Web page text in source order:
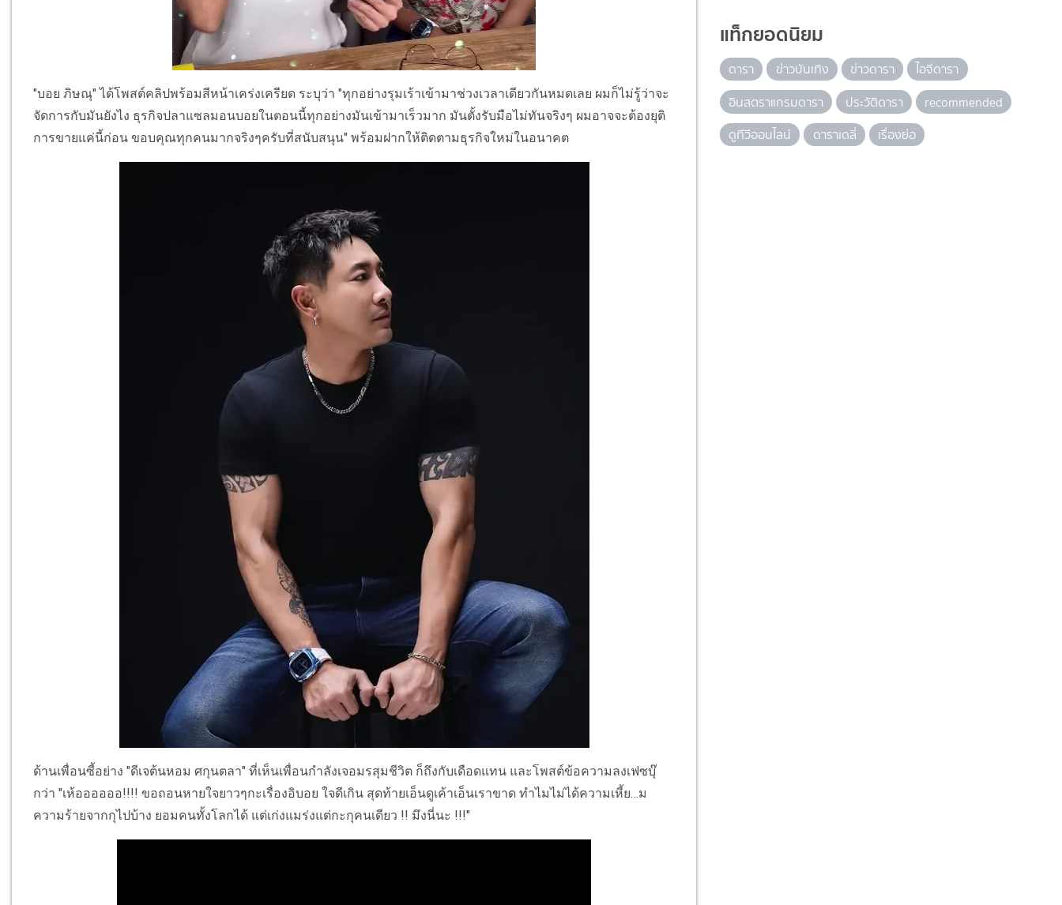
"บอย ภิษณุ" ได้โพสต์คลิปพร้อมสีหน้าเคร่งเครียด ระบุว่า "ทุกอย่างรุมเร้าเข้ามาช่วงเวลาเดียวกันหมดเลย ผมก็ไม่รู้ว่าจะ
จัดการกับมันยังไง ธุรกิจปลาแซลมอนบอยในตอนนี้ทุกอย่างมันเข้ามาเร็วมาก มันตั้งรับมือไม่ทันจริงๆ ผมอาจจะต้องยุติ
การขายแค่นี้ก่อน ขอบคุณทุกคนมากจริงๆครับที่สนับสนุน" พร้อมฝากให้ติดตามธุรกิจใหม่ในอนาคต
ด้านเพื่อนซี้อย่าง "ดีเจต้นหอม ศกุนตลา" ที่เห็นเพื่อนกำลังเจอมรสุมชีวิต ก็ถึงกับเดือดแทน และโพสต์ข้อความลงเฟซบุ๊
กว่า "เห้ออออออ!!!! ขอถอนหายใจยาวๆกะเรื่องอิบอย ใจดีเกิน สุดท้ายเอ็นดูเค้าเอ็นเราขาด ทำไมไม่ได้ความเหี้ย…ม
ความร้ายจากกุไปบ้าง ยอมคนทั้งโลกได้ แต่เก่งแมร่งแต่กะกุคนเดียว !! มึงนี่นะ !!!"
แท็กยอดนิยม
ดารา ข่าวบันเทิง ข่าวดารา
ไอจีดารา
อินสตราแกรมดารา
ประวัติดารา
recommended
ดูทีวีออนไลน์
ดาราเดลี่ เรื่องย่อ